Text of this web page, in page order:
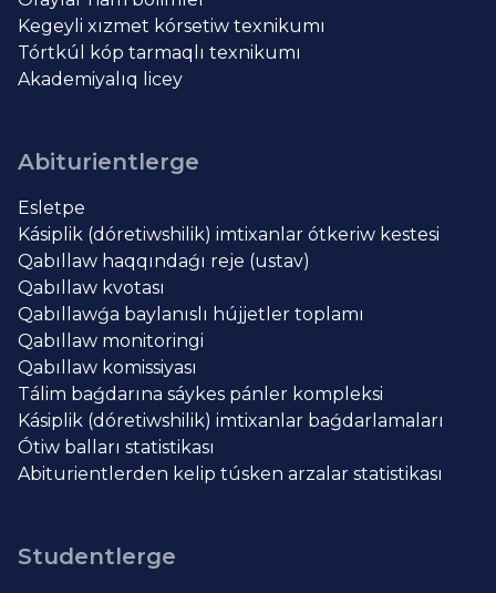
Kegeyli xızmet kórsetiw texnikumı
Tórtkúl kóp tarmaqlı texnikumı
Akademiyalıq licey
Abiturientlerge
Esletpe
Kásiplik (dóretiwshilik) imtixanlar ótkeriw kestesi
Qabıllaw haqqındaǵı reje (ustav)
Qabıllaw kvotası
Qabıllawǵa baylanıslı hújjetler toplamı
Qabıllaw monitoringi
Qabıllaw komissiyası
Tálim baǵdarına sáykes pánler kompleksi
Kásiplik (dóretiwshilik) imtixanlar baǵdarlamaları
Ótiw balları statistikası
Abiturientlerden kelip túsken arzalar statistikası
Studentlerge